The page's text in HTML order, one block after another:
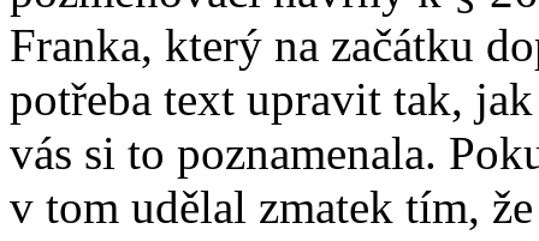
Franka, který na začátku
potřeba text upravit tak,
vás si to poznamenala.
v tom udělal zmatek tím,